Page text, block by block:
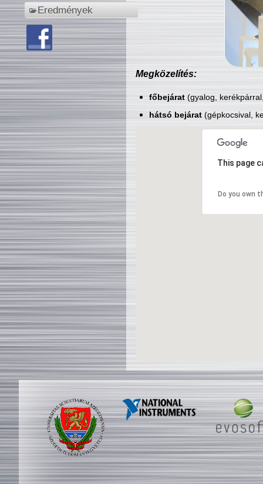
Eredmények
Megközelítés:
főbejárat(gyalog,
hátsó bejárat(gépkocsival,
This page
Do you own